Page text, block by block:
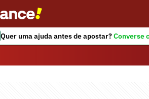
Quer uma ajuda antes de apostar?Converse